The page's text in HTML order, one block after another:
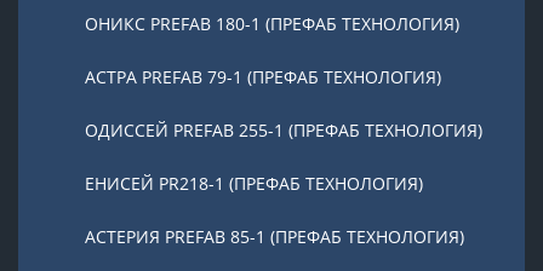
ОНИКС PREFAB 180-1 (ПРЕФАБ ТЕХНОЛОГИЯ)
АСТРА PREFAB 79-1 (ПРЕФАБ ТЕХНОЛОГИЯ)
ОДИССЕЙ PREFAB 255-1 (ПРЕФАБ ТЕХНОЛОГИЯ)
ЕНИСЕЙ PR218-1 (ПРЕФАБ ТЕХНОЛОГИЯ)
АСТЕРИЯ PREFAB 85-1 (ПРЕФАБ ТЕХНОЛОГИЯ)